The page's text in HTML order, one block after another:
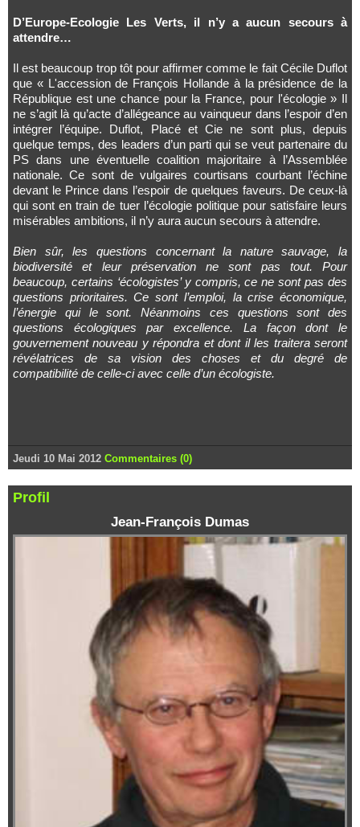
D’Europe-Ecologie Les Verts, il n’y a aucun secours à
attendre…
Il est beaucoup trop tôt pour affirmer comme le fait Cécile Duflot
que « L'accession de François Hollande à la présidence de la
République est une chance pour la France, pour l'écologie » Il
ne s’agit là qu’acte d’allégeance au vainqueur dans l’espoir d’en
intégrer l’équipe. Duflot, Placé et Cie ne sont plus, depuis
quelque temps, des leaders d’un parti qui se veut partenaire du
PS dans une éventuelle coalition majoritaire à l’Assemblée
nationale. Ce sont de vulgaires courtisans courbant l’échine
devant le Prince dans l’espoir de quelques faveurs. De ceux-là
qui sont en train de tuer l’écologie politique pour satisfaire leurs
misérables ambitions, il n’y aura aucun secours à attendre.
Bien sûr, les questions concernant la nature sauvage, la
biodiversité et leur préservation ne sont pas tout. Pour
beaucoup, certains ‘écologistes’ y compris, ce ne sont pas des
questions prioritaires. Ce sont l’emploi, la crise économique,
l’énergie qui le sont. Néanmoins ces questions sont des
questions écologiques par excellence. La façon dont le
gouvernement nouveau y répondra et dont il les traitera seront
révélatrices de sa vision des choses et du degré de
compatibilité de celle-ci avec celle d’un écologiste.
Jeudi 10 Mai 2012 Commentaires (0)
Profil
Jean-François Dumas